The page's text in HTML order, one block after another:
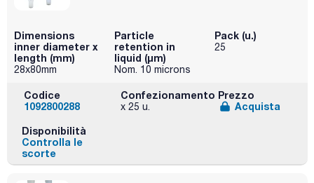
Dimensions
inner diameter x
length (mm)
28x80mm
Particle
retention in
liquid (μm)
Nom. 10 microns
Pack (u.)
25
Codice
1092800288
Confezionamento
x 25 u.
Prezzo
Acquista
Disponibilità
Controlla le
scorte